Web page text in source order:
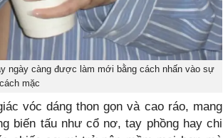
ngày càng được làm mới bằng cách nhấn vào sự
mặc
vóc dáng thon gọn và cao ráo, mang
biến tấu như cổ nơ, tay phồng hay chi